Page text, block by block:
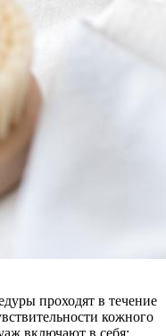
проходят в течение
кожного
включают в себя: